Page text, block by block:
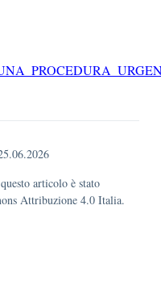
articolo è stato
Attribuzione 4.0 Italia.